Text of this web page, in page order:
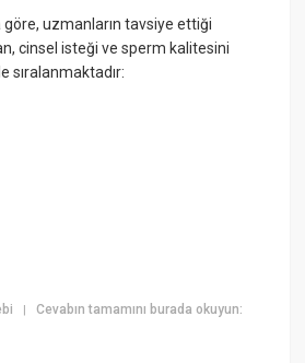
göre, uzmanların tavsiye ettiği
cinsel isteği ve sperm kalitesini
sıralanmaktadır:
|Cevabın tamamını burada okuyun: